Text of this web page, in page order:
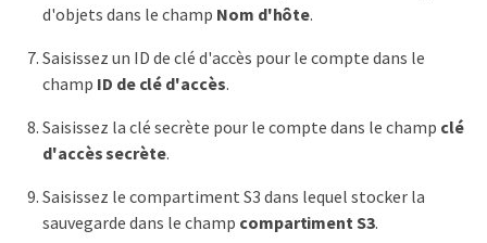
d'objets dans le champ Nom d'hôte.
Saisissez un ID de clé d'accès pour le compte dans le
champ ID de clé d'accès.
Saisissez la clé secrète pour le compte dans le champ clé
d'accès secrète.
Saisissez le compartiment S3 dans lequel stocker la
sauvegarde dans le champ compartiment S3.